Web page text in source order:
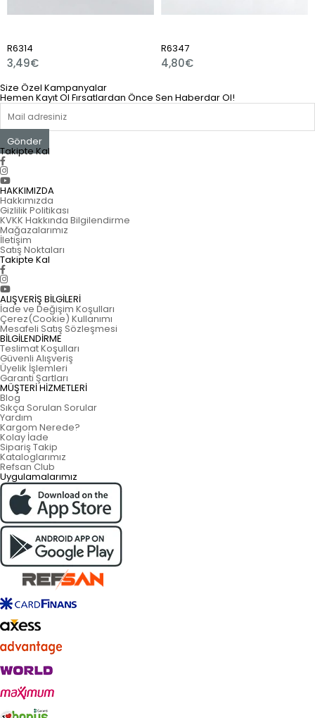
R6314
3,49€
R6347
4,80€
Size Özel Kampanyalar
Hemen Kayıt Ol Fırsatlardan Önce Sen Haberdar Ol!
Gönder
Takipte Kal
HAKKIMIZDA
Hakkımızda
Gizlilik Politikası
KVKK Hakkında Bilgilendirme
Mağazalarımız
İletişim
Satış Noktaları
Takipte Kal
ALIŞVERİŞ BİLGİLERİ
İade ve Değişim Koşulları
Çerez(Cookie) Kullanımı
Mesafeli Satış Sözleşmesi
BİLGİLENDİRME
Teslimat Koşulları
Güvenli Alışveriş
Üyelik İşlemleri
Garanti Şartları
MÜŞTERİ HİZMETLERİ
Blog
Sıkça Sorulan Sorular
Yardım
Kargom Nerede?
Kolay İade
Sipariş Takip
Kataloglarımız
Refsan Club
Uygulamalarımız